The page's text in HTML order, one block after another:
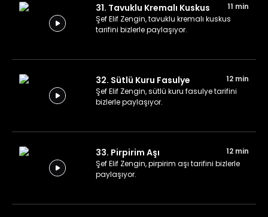
31. Tavuklu Kremalı Kuskus
11 min
Şef Elif Zengin, tavuklu kremalı kuskus
tarifini bizlerle paylaşıyor.
32. Sütlü Kuru Fasulye
12 min
Şef Elif Zengin, sütlü kuru fasulye tarifini
bizlerle paylaşıyor.
33. Pirpirim Aşı
12 min
Şef Elif Zengin, pirpirim aşı tarifini bizlerle
paylaşıyor.